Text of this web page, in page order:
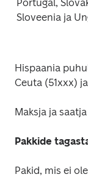
Portugal,
Sloveenia ja
Hispaania
Ceuta (51xxx)
Maksja ja
Pakkide
Pakid, mis ei